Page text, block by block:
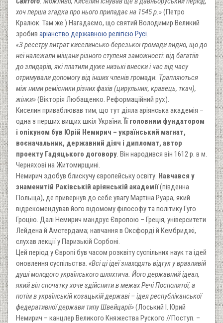
хоч перша згадка про нього припадає на 1545 р.»(Петро
Кралюк. Там же.) Нагадаємо, що святий Володимир Великий
зробив аріанство державною релігією Русі.
«З реєстру витрат киселинсько-березької громади видно, що до
неї належали міщани різного ступеня заможності: від багатіїв
до злидарів, які платили дуже низькі внески і час від часу
отримували допомогу від інших членів громади. Трапляються
між ними ремісники різних фахів (цирульник, кравець, ткач),
жінки»(Вікторія Любащенко. Реформаційний рух).
Киселин приваблював тим, що тут діяла аріянська академія –
одна з перших вищих шкіл України.Її головним фундатором
і опікуном був Юрій Немирич – український магнат,
воєначальник, державний діяч і дипломат, автор
проекту Гадяцького договору. Він народився він 1612 р. в м.
Черняхові на Житомирщині.
Немирич здобув блискучу європейську освіту. Навчався у
знаменитій Раківській аріянській академії(південна
Польща), де привернув до себе увагу Мартіна Руара, який
відрекомендував його відомому філософу та політику Гуго
Гроцію. Далі Немирич мандрує Європою – Греція, університети
Лейдена й Амстердама; навчання в Оксфорді й Кембриджі,
слухав лекції у Паризькій Сорбоні.
Цей період у Європі був часом розквіту суспільних наук та ідей
оновлення суспільства. «Всі ці ідеї знаходять відгук у вразливій
душі молодого українського шляхтича. Його державний ідеал,
який він спочатку хоче здійснити в межах Речі Посполитої, а
потім в українській козацькій державі – ідея республіканської
федеративної держави типу Швейцарії»(Лоський І. Юрий
Немирич – канцлер Великого Княжества Руского //Поступ. –